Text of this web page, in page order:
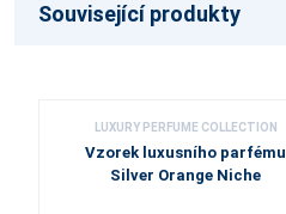
Související produkty
LUXURY PERFUME COLLECTION
Vzorek luxusního parfému
Silver Orange Niche